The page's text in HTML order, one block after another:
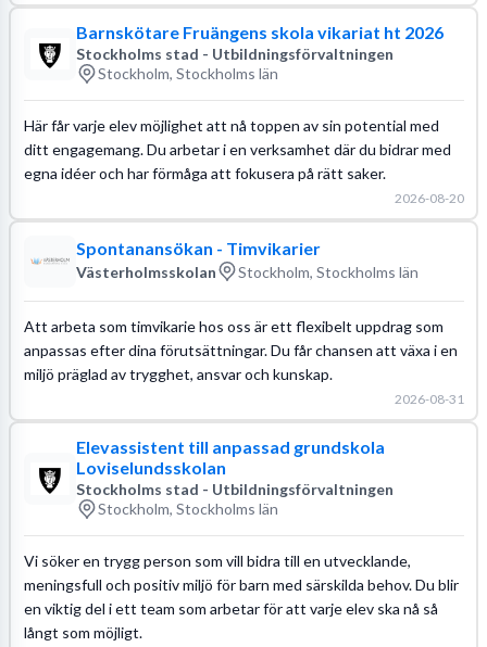
Barnskötare Fruängens skola vikariat ht 2026
Stockholms stad - Utbildningsförvaltningen
Stockholm, Stockholms län
Här får varje elev möjlighet att nå toppen av sin potential med
ditt engagemang. Du arbetar i en verksamhet där du bidrar med
egna idéer och har förmåga att fokusera på rätt saker.
2026-08-20
Spontanansökan - Timvikarier
Västerholmsskolan Stockholm, Stockholms län
Att arbeta som timvikarie hos oss är ett flexibelt uppdrag som
anpassas efter dina förutsättningar. Du får chansen att växa i en
miljö präglad av trygghet, ansvar och kunskap.
2026-08-31
Elevassistent till anpassad grundskola
Loviselundsskolan
Stockholms stad - Utbildningsförvaltningen
Stockholm, Stockholms län
Vi söker en trygg person som vill bidra till en utvecklande,
meningsfull och positiv miljö för barn med särskilda behov. Du blir
en viktig del i ett team som arbetar för att varje elev ska nå så
långt som möjligt.